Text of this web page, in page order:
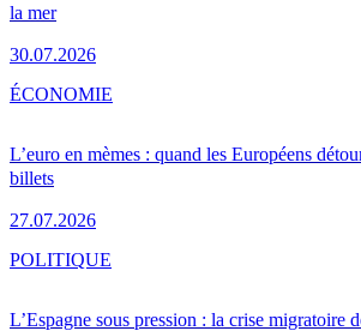
la mer
30.07.2026
L’euro en mèmes : quand les Européens
billets
27.07.2026
ÉCONOMIE
L’Espagne sous pression : la crise migratoire
POLITIQUE